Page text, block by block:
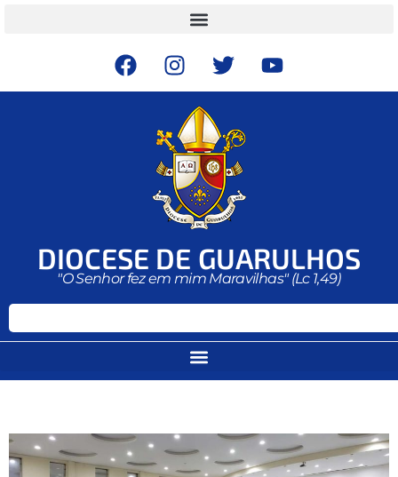
DIOCESE DE GUARULHOS
"O Senhor fez em mim Maravilhas" (Lc 1,49)